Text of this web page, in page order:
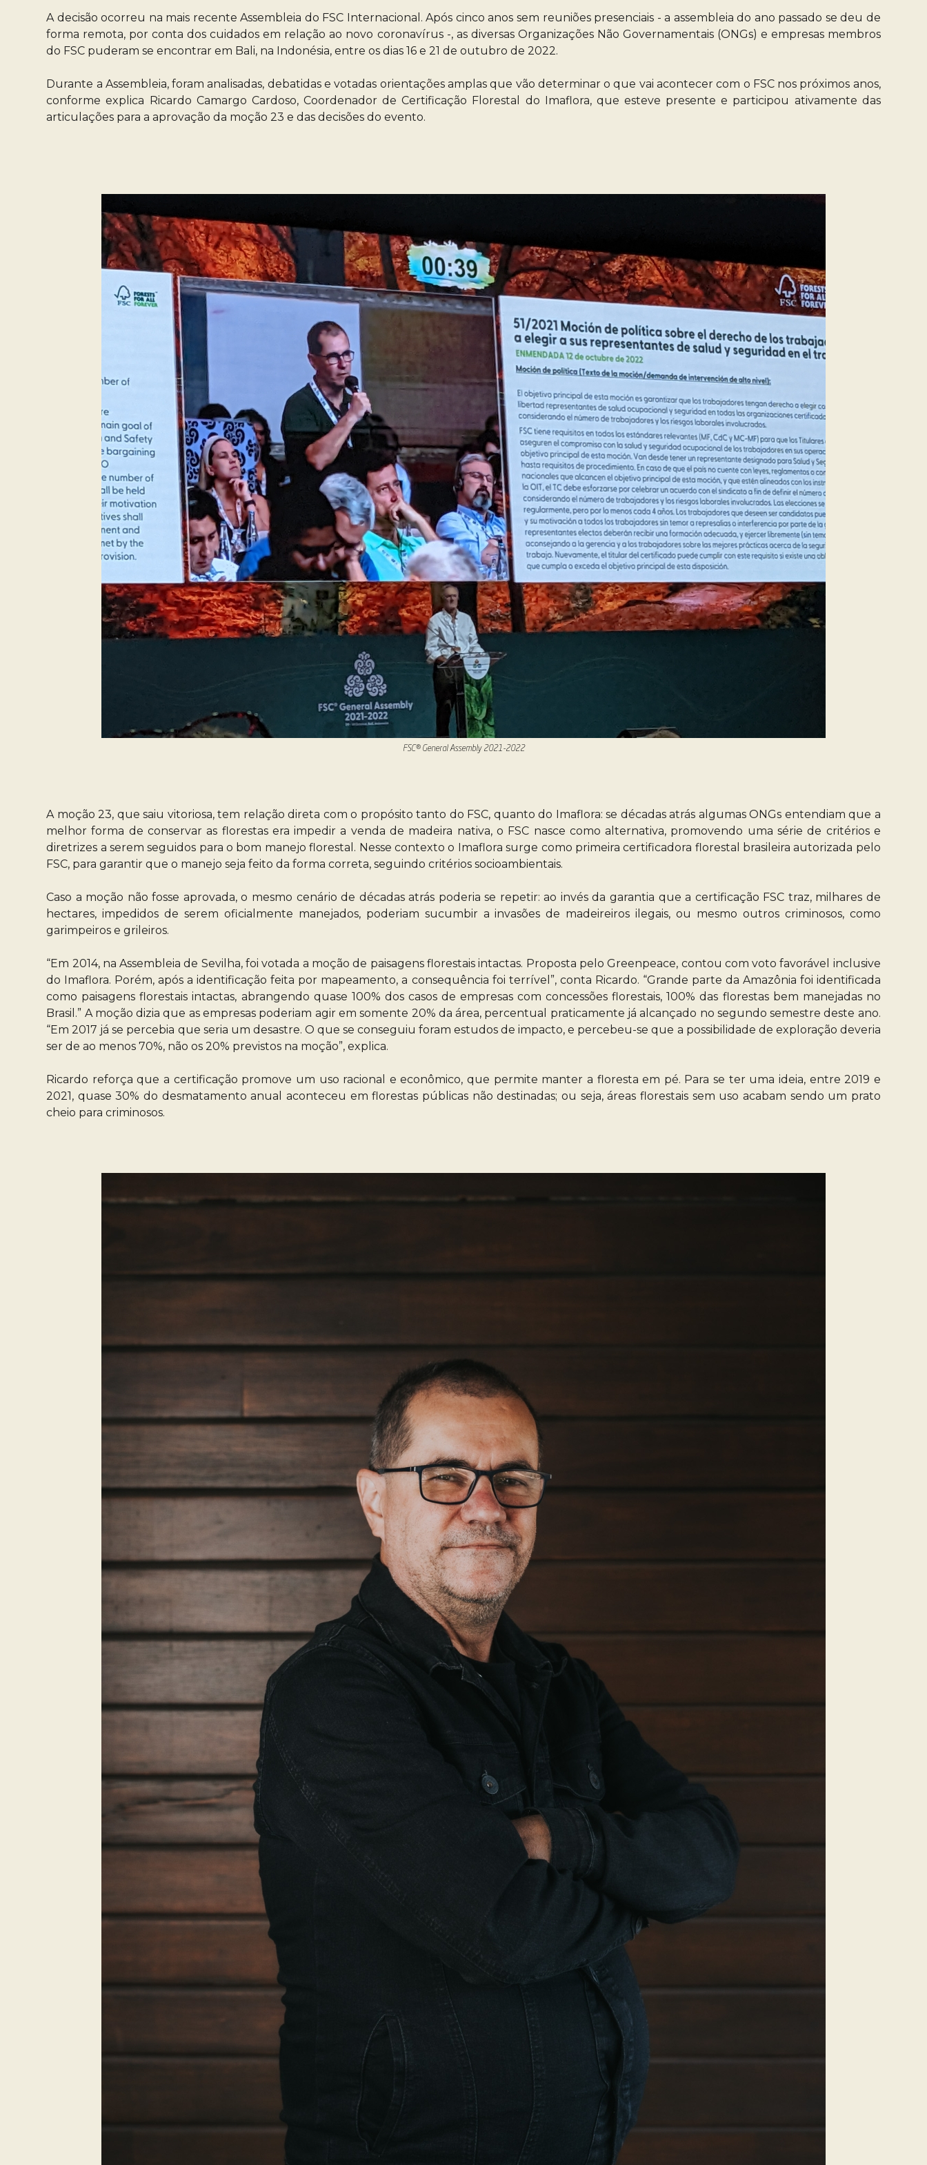
A decisão ocorreu na mais recente Assembleia do FSC Internacional. Após cinco anos sem reuniões presenciais - a assembleia do ano passado se deu de
forma remota, por conta dos cuidados em relação ao novo coronavírus -, as diversas Organizações Não Governamentais (ONGs) e empresas membros
do FSC puderam se encontrar em Bali, na Indonésia, entre os dias 16 e 21 de outubro de 2022.
Durante a Assembleia, foram analisadas, debatidas e votadas orientações amplas que vão determinar o que vai acontecer com o FSC nos próximos anos,
conforme explica Ricardo Camargo Cardoso, Coordenador de Certificação Florestal do Imaflora, que esteve presente e participou ativamente das
articulações para a aprovação da moção 23 e das decisões do evento.
FSC® General Assembly 2021-2022
A moção 23, que saiu vitoriosa, tem relação direta com o propósito tanto do FSC, quanto do Imaflora: se décadas atrás algumas ONGs entendiam que a
melhor forma de conservar as florestas era impedir a venda de madeira nativa, o FSC nasce como alternativa, promovendo uma série de critérios e
diretrizes a serem seguidos para o bom manejo florestal. Nesse contexto o Imaflora surge como primeira certificadora florestal brasileira autorizada pelo
FSC, para garantir que o manejo seja feito da forma correta, seguindo critérios socioambientais.
Caso a moção não fosse aprovada, o mesmo cenário de décadas atrás poderia se repetir: ao invés da garantia que a certificação FSC traz, milhares de
hectares, impedidos de serem oficialmente manejados, poderiam sucumbir a invasões de madeireiros ilegais, ou mesmo outros criminosos, como
garimpeiros e grileiros.
“Em 2014, na Assembleia de Sevilha, foi votada a moção de paisagens florestais intactas. Proposta pelo Greenpeace, contou com voto favorável inclusive
do Imaflora. Porém, após a identificação feita por mapeamento, a consequência foi terrível”, conta Ricardo. “Grande parte da Amazônia foi identificada
como paisagens florestais intactas, abrangendo quase 100% dos casos de empresas com concessões florestais, 100% das florestas bem manejadas no
Brasil.” A moção dizia que as empresas poderiam agir em somente 20% da área, percentual praticamente já alcançado no segundo semestre deste ano.
“Em 2017 já se percebia que seria um desastre. O que se conseguiu foram estudos de impacto, e percebeu-se que a possibilidade de exploração deveria
ser de ao menos 70%, não os 20% previstos na moção”, explica.
Ricardo reforça que a certificação promove um uso racional e econômico, que permite manter a floresta em pé. Para se ter uma ideia, entre 2019 e
2021, quase 30% do desmatamento anual aconteceu em florestas públicas não destinadas; ou seja, áreas florestais sem uso acabam sendo um prato
cheio para criminosos.